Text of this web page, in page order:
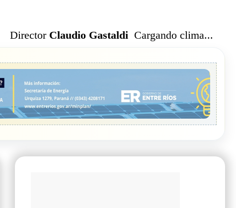
Director Claudio Gastaldi Cargando clima...